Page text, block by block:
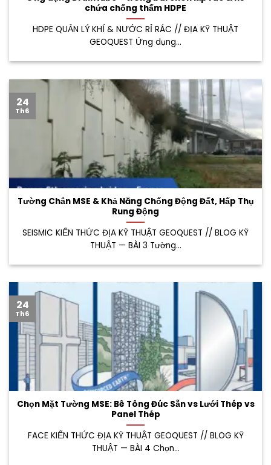
chứa chống thấm HDPE
HDPE QUẢN LÝ KHÍ & NƯỚC RỈ RÁC // ĐỊA KỸ THUẬT
GEOQUEST Ứng dụng...
Tường Chắn MSE & Khả Năng Chống Động Đất, Hấp Thụ
Rung Động
SEISMIC KIẾN THỨC ĐỊA KỸ THUẬT GEOQUEST // BLOG KỸ
THUẬT — BÀI 3 Tường...
24
Th6
Chọn Mặt Tường MSE: Bê Tông Đúc Sẵn vs Lưới Thép vs
Panel Thép
FACE KIẾN THỨC ĐỊA KỸ THUẬT GEOQUEST // BLOG KỸ
THUẬT — BÀI 4 Chọn...
24
Th6